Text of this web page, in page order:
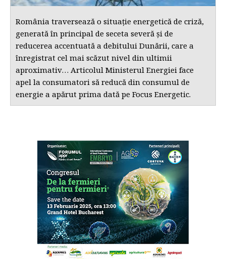
România traversează o situație energetică de criză,
generată în principal de seceta severă și de
reducerea accentuată a debitului Dunării, care a
înregistrat cel mai scăzut nivel din ultimii
aproximativ… Articolul Ministerul Energiei face
apel la consumatori să reducă din consumul de
energie a apărut prima dată pe Focus Energetic.